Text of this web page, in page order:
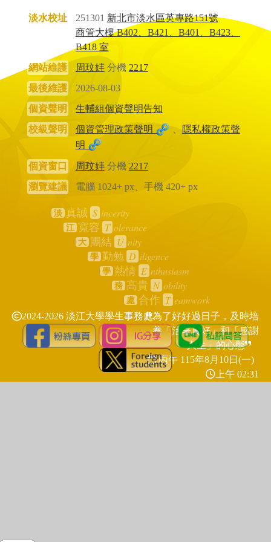
淡水校址 251301 新北市淡水區英專路151號
商管大樓 B402、B421、B401、B423、
B418 室
網站維護
周玟妦分機 2217
最後維護
2026-08-03
個資聲明
生輔組個資聲明告知
校級聲明
個資管理政策聲明 、
隱私權政策聲
明
個資窗口 周玟妦分機 2217
瀏覽建議
電腦 1024+ px、手機 420+ px
淡 真誠 S incerity
江 寬容 T olerance
大 團結 U nity
學 勤勉 D iligence
學 熱情 E nthusiasm
務 高貴 N obility
處 合作 T eamwork
2024-2026 淡江大學學生事務處為了好好過日子，及時培
養「活著真好」和「感謝
人生」的心態
丙午 115年8月10日(一)
上午 02:31